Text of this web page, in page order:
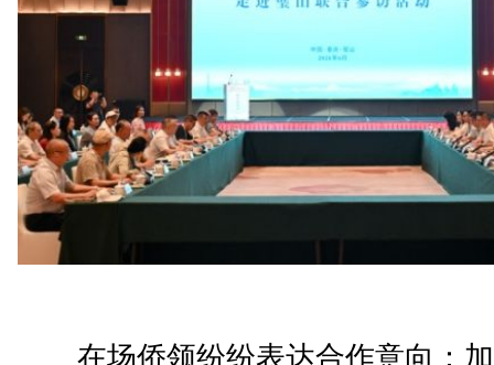
在场侨领纷纷表达合作意向：加